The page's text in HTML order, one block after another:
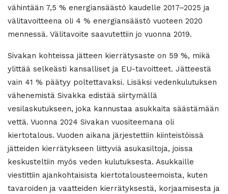
vähintään 7,5 % energiansäästö kaudelle 2017–2025 ja
välitavoitteena oli 4 % energiansäästö vuoteen 2020
mennessä. Välitavoite saavutettiin jo vuonna 2019.
Sivakan kohteissa jätteen kierrätysaste on 59 %, mikä
ylittää selkeästi kansalliset ja EU-tavoitteet. Jätteestä
vain 41 % päätyy poltettavaksi. Lisäksi vedenkulutuksen
vähenemistä Sivakka edistää siirtymällä
vesilaskutukseen, joka kannustaa asukkaita säästämään
vettä. Vuonna 2024 Sivakan vuositeemana oli
kiertotalous. Vuoden aikana järjestettiin kiinteistöissä
jätteiden kierrätykseen liittyviä asukasiltoja, joissa
keskusteltiin myös veden kulutuksesta. Asukkaille
viestittiin ajankohtaisista kiertotalousteemoista, kuten
tavaroiden ja vaatteiden kierrätyksestä, korjaamisesta ja